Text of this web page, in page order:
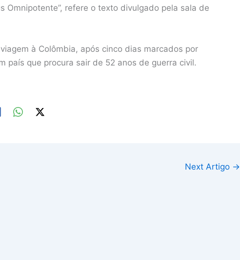
refere o texto divulgado pela sala de
à Colômbia, após cinco dias marcados por
país que procura sair de 52 anos de guerra civil.
Next Artigo →